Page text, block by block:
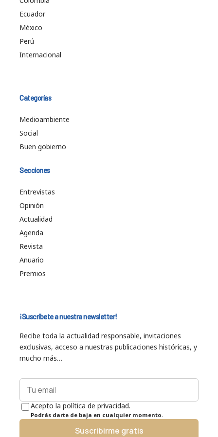
Ecuador
México
Perú
Internacional
Categorías
Medioambiente
Social
Buen gobierno
Secciones
Entrevistas
Opinión
Actualidad
Agenda
Revista
Anuario
Premios
¡Suscríbete a nuestra newsletter!
Recibe toda la actualidad responsable, invitaciones
exclusivas, acceso a nuestras publicaciones históricas, y
mucho más…
Acepto la política de privacidad.
Podrás darte de baja en cualquier momento.
Suscribirme gratis